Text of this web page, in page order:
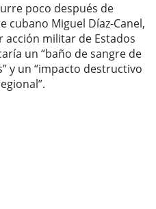
poco después de
cubano Miguel Díaz-Canel,
militar de Estados
un “baño de sangre de
y un “impacto destructivo